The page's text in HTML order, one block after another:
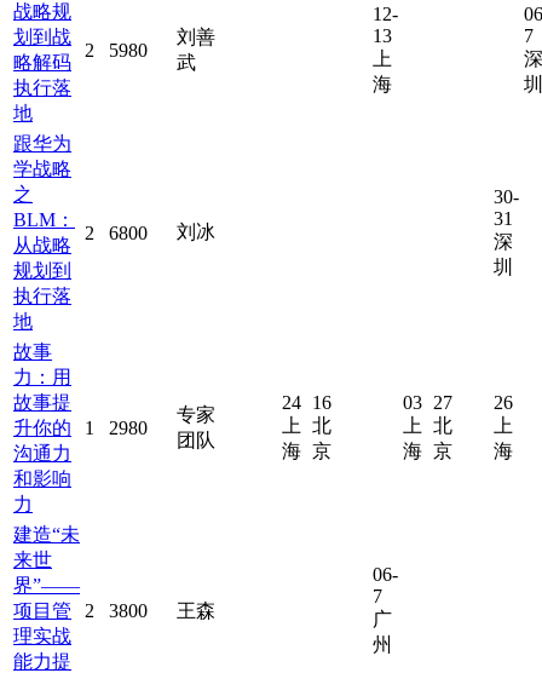
战略规
划到战
略解码
执行落
地
2 5980
刘善
武
12-
13
上
海
7
深
圳
跟华为
学战略
之
BLM：
从战略
规划到
执行落
地
2 6800 刘冰
30-
31
深
圳
故事
力：用
故事提
升你的
沟通力
和影响
力
1 2980
专家
团队
24
上
海
16
北
京
03
上
海
27
北
京
26
上
海
建造“未
来世
界”——
项目管
理实战
能力提
2 3800 王森
06-
7
广
州